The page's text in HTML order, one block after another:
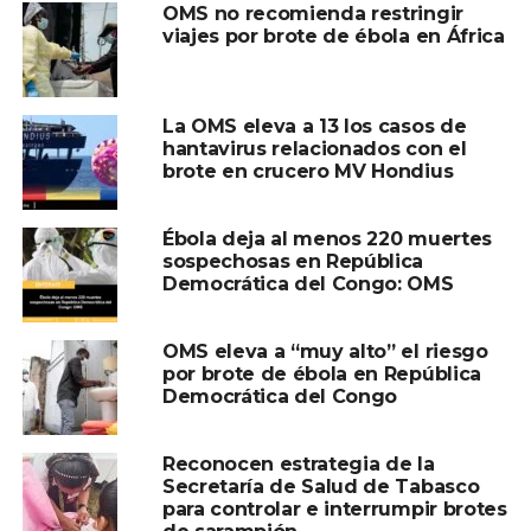
hantavirus?
El hantavirus suele transmitirse por contacto con
roedores infectados, sus excrementos, orina o saliva,
especialmente en zonas rurales o espacios
contaminados.
Las autoridades sanitarias explican que, en la mayoría de
las variantes conocidas, no existe una transmisión fácil
de persona a persona, lo que reduce significativamente el
riesgo de brotes amplios.
Llaman a evitar
desinformación
La OMS también llamó a la población a no difundir
información alarmista o sin verificar sobre supuestas
emergencias sanitarias relacionadas con hantavirus.
OMS no recomienda restringir
viajes por brote de ébola en África
La OMS eleva a 13 los casos de
hantavirus relacionados con el
brote en crucero MV Hondius
Ébola deja al menos 220 muertes
sospechosas en República
Democrática del Congo: OMS
OMS eleva a “muy alto” el riesgo
por brote de ébola en República
Democrática del Congo
Reconocen estrategia de la
Secretaría de Salud de Tabasco
para controlar e interrumpir brotes